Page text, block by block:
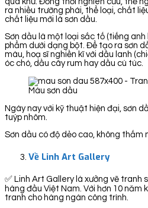
ra nhiều trường phái, thể loại, chất
chất liệu mới là sơn dầu.
Sơn dầu là một loại sắc tố (tiếng
phẩm dưới dạng bột. Để tạo ra sơn
màu, hoạ sĩ nghiền kĩ với dầu lanh
óc chó, dầu cây rum hay dầu cù túc.
Màu sơn dầu
Ngày nay với kỹ thuật hiện đại, sơn
tuýp nhôm.
Sơn dầu có độ dẻo cao, không thấm
Về Linh Art Gallery
✅ Linh Art Gallery là xưởng vẽ tranh
hàng đầu Việt Nam. Với hơn 10 năm
tranh cho hàng ngàn công trình.